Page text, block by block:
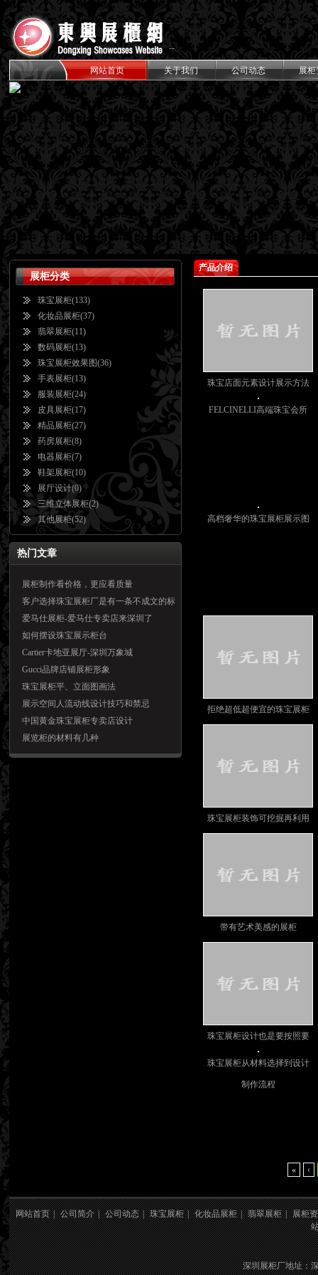
--
十年品牌致力于高档展柜设计制作
网站首页 关于我们 公司动态 展柜
展柜分类
珠宝展柜(133)
化妆品展柜(37)
翡翠展柜(11)
数码展柜(13)
珠宝展柜效果图(36)
手表展柜(13)
服装展柜(24)
皮具展柜(17)
精品展柜(27)
药房展柜(8)
电器展柜(7)
鞋架展柜(10)
展厅设计(0)
三维立体展柜(2)
其他展柜(52)
热门文章
展柜制作看价格，更应看质量
客户选择珠宝展柜厂是有一条不成文的标
准的
爱马仕展柜-爱马仕专卖店来深圳了
如何摆设珠宝展示柜台
Cartier卡地亚展厅-深圳万象城
Gucci品牌店铺展柜形象
珠宝展柜平、立面图画法
展示空间人流动线设计技巧和禁忌
中国黄金珠宝展柜专卖店设计
展览柜的材料有几种
产品介绍
珠宝店面元素设计展示方法
FELCINELLI高端珠宝会所
高档奢华的珠宝展柜展示图
拒绝超低超便宜的珠宝展柜
珠宝展柜装饰可挖掘再利用
带有艺术美感的展柜
珠宝展柜设计也是要按照要
求的
珠宝展柜从材料选择到设计
制作流程
« ‹
网站首页 | 公司简介 | 公司动态 | 珠宝展柜 | 化妆品展柜 | 翡翠展柜 |
展柜
深圳展柜厂地址：